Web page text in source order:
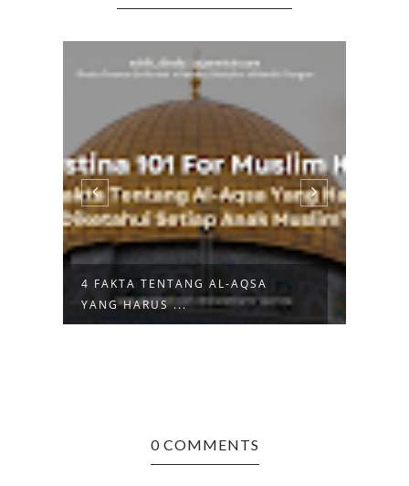
5 HADIS TENTANG
KETIDAKADILAN UNTUK...
0 COMMENTS